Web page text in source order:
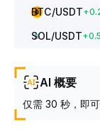
BTC/USDT+
SOL/USDT+
AI 概要
仅需 30 秒，即